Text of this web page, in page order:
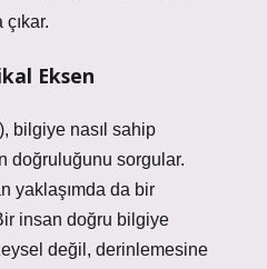
Eksen
bilgiye nasıl sahip
doğruluğunu sorgular.
yaklaşımda da bir
insan doğru bilgiye
değil, derinlemesine